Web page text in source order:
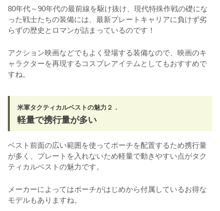
80年代～90年代の最前線を駆け抜け、現代特殊作戦の礎にな
った戦士たちの装備には、最新プレートキャリアに負けず劣
らずの歴史とロマンが詰まっているのです！
アクション映画などでもよく登場する装備なので、映画のキ
ャラクターを再現するコスプレアイテムとしてもおすすめで
すね。
米軍タクティカルベストの魅力２．
軽量で携行量が多い
ベスト前面の広い範囲を使ってポーチを配置するため携行量
が多く、プレートを入れないため軽量で動きやすい点がタク
ティカルベストの魅力です。
メーカーによってはポーチがはじめから付属しているお得な
モデルもありますね。